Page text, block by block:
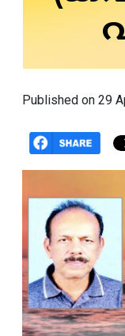
Published on 29